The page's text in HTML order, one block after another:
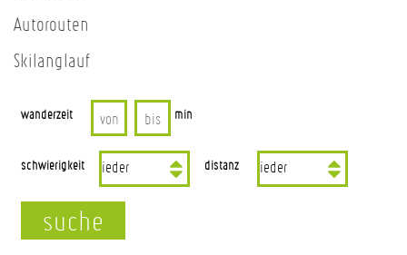
Autorouten
Skilanglauf
wanderzeit min
schwierigkeit distanz
suche